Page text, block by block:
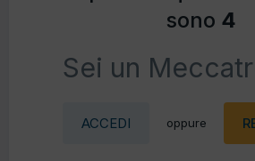
sono 4
Sei un
ACCEDI oppure